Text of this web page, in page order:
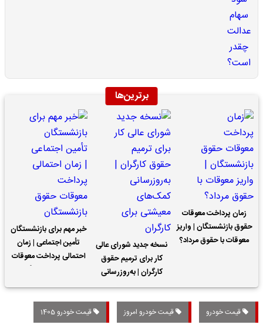
برترین‌ها
زمان پرداخت معوقات
حقوق بازنشستگان | واریز
معوقات با حقوق مرداد؟
نسخه جدید شورای عالی
کار برای ترمیم حقوق
کارگران | به‌روزرسانی
کمک‌های معیشتی برای
کارگران
خبر مهم برای بازنشستگان
تأمین اجتماعی | زمان
احتمالی پرداخت معوقات
قیمت خودرو قیمت خودرو امروز قیمت خودرو 1405